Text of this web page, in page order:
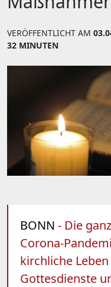
VERÖFFENTLICHT AM
32 MINUTEN
BONN - Die
Corona-
kirchliche
Gottesdienste